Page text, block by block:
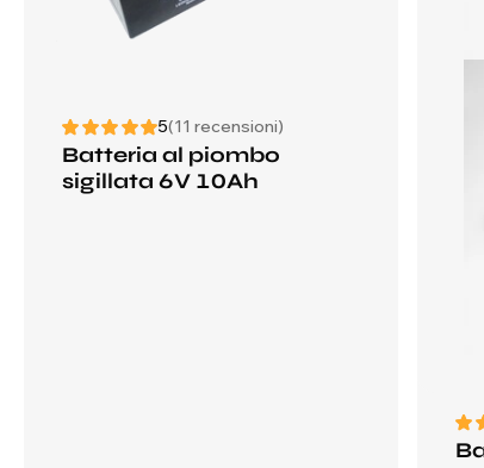
5(11 recensioni)
Batteria al piombo
sigillata 6V 10Ah